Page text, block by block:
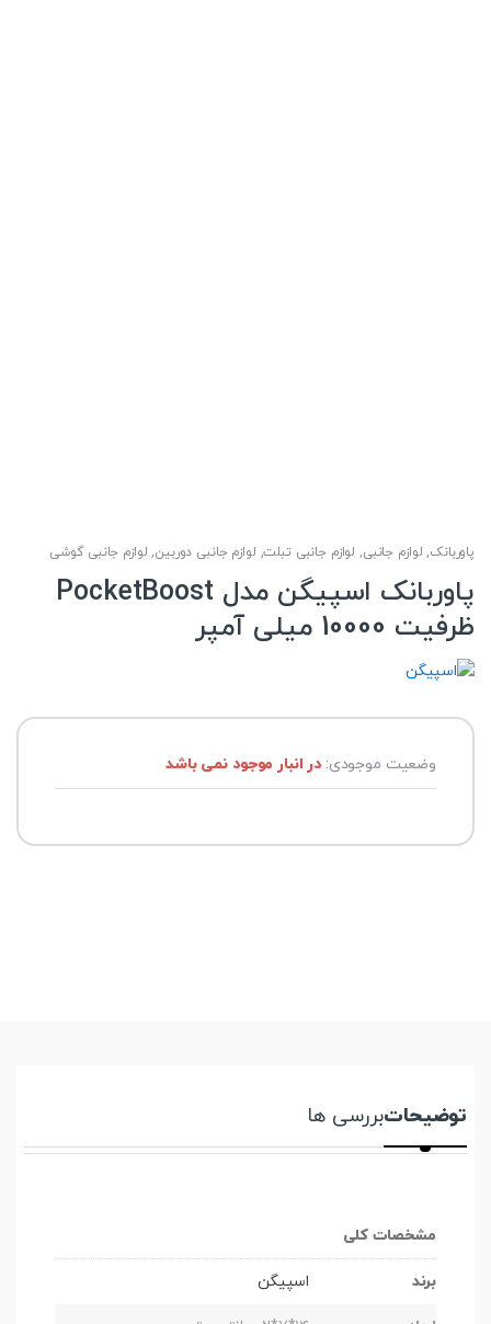
پاوربانک, لوازم جانبی, لوازم جانبی تبلت, لوازم جانبی دوربین, لوازم جانبی گوشی
پاوربانک اسپیگن مدل PocketBoost
ظرفیت 10000 میلی آمپر
وضعیت موجودی:در انبار موجود نمی باشد
توضیحاتبررسی ها
مشخصات کلی
برند اسپیگن